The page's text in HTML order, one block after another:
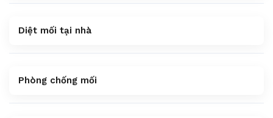
Diệt mối tại nhà
Phòng chống mối